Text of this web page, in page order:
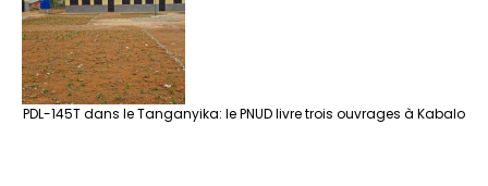
PDL-145T dans le Tanganyika: le PNUD livre trois ouvrages à Kabalo